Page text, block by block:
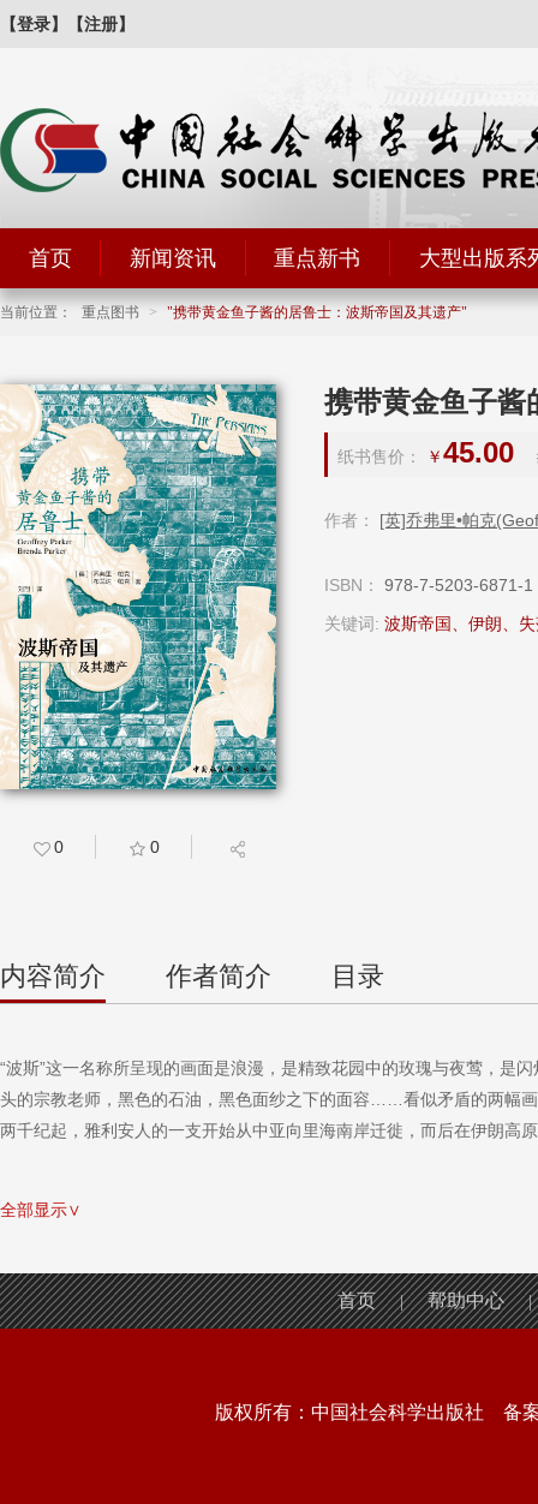
【登录】 【注册】
首页 新闻资讯 重点新书 大型出版系
当前位置： 重点图书 > 携带黄金鱼子酱的居鲁士：波斯帝国及其遗产
携带黄金鱼子酱
纸书售价： ￥45.00
作者： [英]乔弗里•帕克
ISBN：
978-7-5203-6871-1
关键词: 波斯帝国、伊朗、
0 0
内容简介 作者简介 目录
“波斯”这一名称所呈现的画面是浪漫，是精致花园中的玫瑰与夜莺，是
头的宗教老师，黑色的石油，黑色面纱之下的面容……看似矛盾的两幅
两千纪起，雅利安人的一支开始从中亚向里海南岸迁徙，而后在伊朗高
全部显示∨
首页 | 帮助中心 |
版权所有：中国社会科学出版社 备